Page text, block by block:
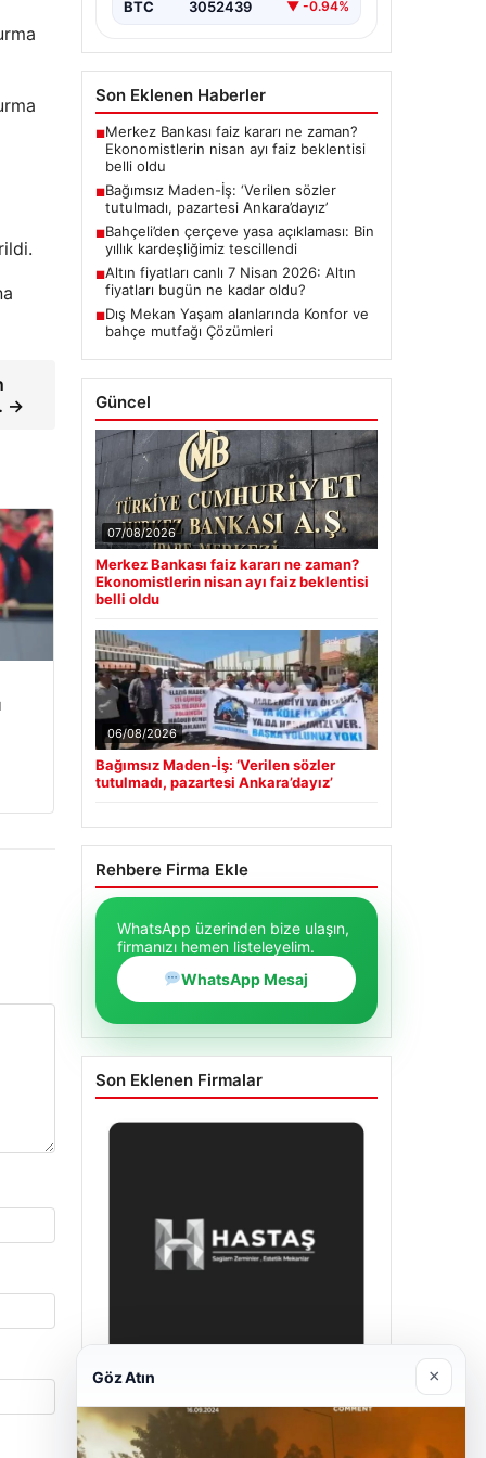
→
BTC 3052439 ▼ -0.94%
Son Eklenen Haberler
■Merkez Bankası faiz kararı ne zaman?
Ekonomistlerin nisan ayı faiz beklentisi
belli oldu
■Bağımsız Maden-İş: ‘Verilen sözler
tutulmadı, pazartesi Ankara’dayız’
■Bahçeli’den çerçeve yasa açıklaması: Bin
yıllık kardeşliğimiz tescillendi
■Altın fiyatları canlı 7 Nisan 2026: Altın
fiyatları bugün ne kadar oldu?
■Dış Mekan Yaşam alanlarında Konfor ve
bahçe mutfağı Çözümleri
Güncel
07/08/2026
Merkez Bankası faiz kararı ne zaman?
Ekonomistlerin nisan ayı faiz beklentisi
belli oldu
06/08/2026
Bağımsız Maden-İş: ‘Verilen sözler
tutulmadı, pazartesi Ankara’dayız’
Rehbere Firma Ekle
WhatsApp üzerinden bize ulaşın,
firmanızı hemen listeleyelim.
WhatsApp Mesaj
Son Eklenen Firmalar
Enes Kaplan Avukatlık Bürosu
28/04/2026
Göz Atın ×